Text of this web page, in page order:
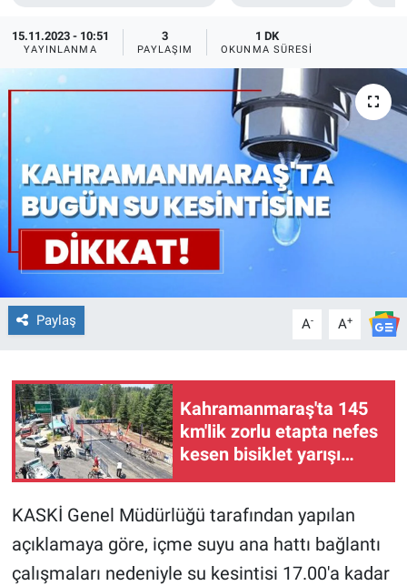
15.11.2023 - 10:51
YAYINLANMA
3
PAYLAŞIM
1 DK
OKUNMA SÜRESI
Paylaş A- A+
Kahramanmaraş'ta 145
km'lik zorlu etapta nefes
kesen bisiklet yarışı
KASKİ Genel Müdürlüğü tarafından yapılan
açıklamaya göre, içme suyu ana hattı bağlantı
çalışmaları nedeniyle su kesintisi 17.00'a kadar
Sağlık
İlçeler
MAGAZİN
ASAYİŞ
ÇEVRE
HABERDE İNSAN
EĞİTİM
BİLİM VE TEKNOLOJİ
Güvenlik
Haber Arşivi